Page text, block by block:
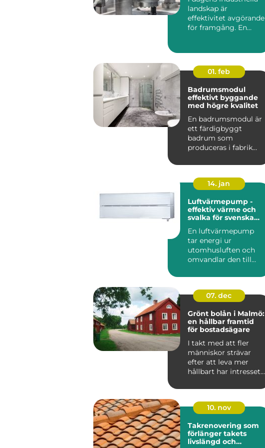
landskap är
effektivitet avgörande
för framgång. En
01. feb
Badrumsmodul
effektivt byggande
med högre kvalitet
En badrumsmodul är
ett färdigbyggt
badrum som
produceras i fabrik
komplett till byggar...
14. jan
Luftvärmepump -
effektiv värme och
svalka för svenska
En luftvärmepump
tar energi ur
utomhusluften och
omvandlar den till
inomh...
07. dec
Grönt bolån i Malmö:
en hållbar framtid
för bostadsägare
I takt med att fler
människor strävar
efter att leva mer
hållbart har intresset
10. nov
Takrenovering som
förlänger takets
livslängd och